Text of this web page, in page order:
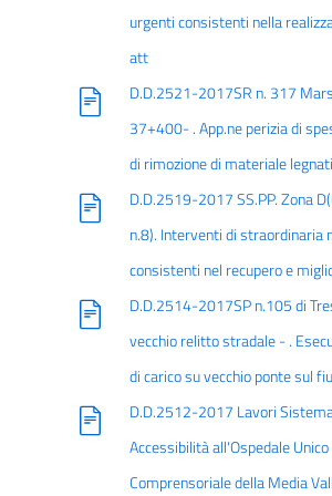
urgenti consistenti nella
att
D.D.2521-2017SR n. 317
37+400- . App.ne perizia di
di rimozione di materiale
D.D.2519-2017 SS.PP. Zona
n.8). Interventi di straordinaria
consistenti nel recupero e
D.D.2514-2017SP n.105 di
vecchio relitto stradale - .
di carico su vecchio ponte sul
D.D.2512-2017 Lavori
Accessibilità all'Ospedale Unico
Comprensoriale della Media